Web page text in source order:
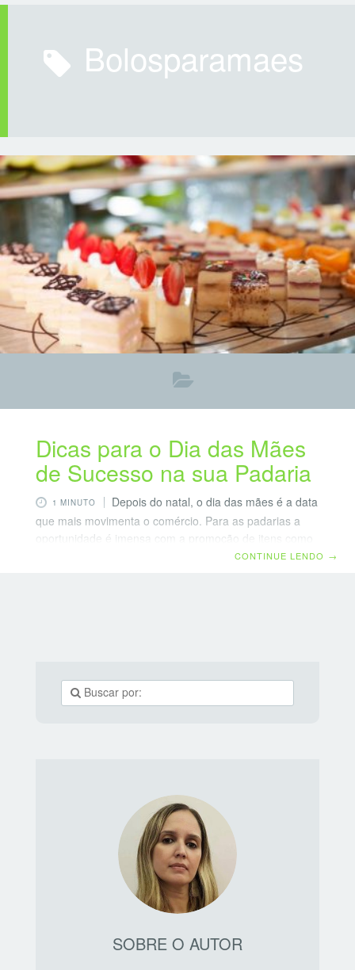
bolosparamaes
Dicas para o Dia das Mães
de Sucesso na sua Padaria
1 MINUTO
Depois do natal, o dia das mães é a data
que mais movimenta o comércio. Para as padarias a
oportunidade é imensa com a promoção de itens como
tortas e cestas. Aproveite para fazer os testes agora e
CONTINUE LENDO →
SOBRE O AUTOR